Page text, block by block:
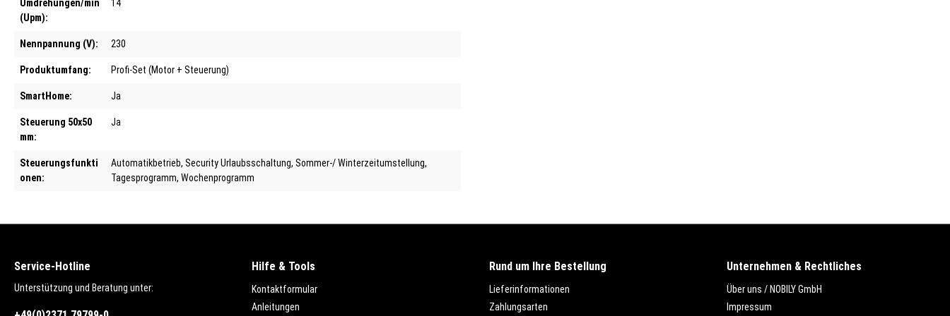
Umdrehungen/min
(Upm):
14
Nennpannung (V): 230
Produktumfang: Profi-Set (Motor + Steuerung)
SmartHome: Ja
Steuerung 50x50
mm:
Ja
Steuerungsfunkti
onen:
Automatikbetrieb, Security Urlaubsschaltung, Sommer-/ Winterzeitumstellung,
Tagesprogramm, Wochenprogramm
Service-Hotline
Unterstützung und Beratung unter:
Hilfe & Tools
Kontaktformular
Anleitungen
Rund um Ihre Bestellung
Lieferinformationen
Zahlungsarten
Unternehmen & Rechtliches
Über uns / NOBILY GmbH
Impressum